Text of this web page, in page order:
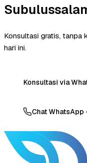
Konsultasi gratis, tanpa
hari ini.
Konsultasi via
Chat